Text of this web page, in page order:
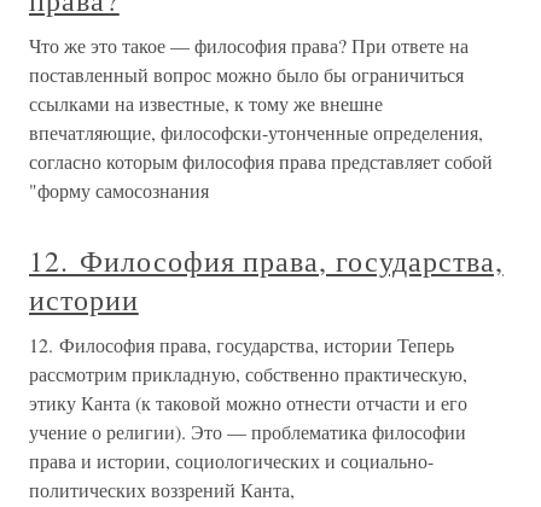
Что же это такое — философия права? При ответе на
поставленный вопрос можно было бы ограничиться
ссыл­ками на известные, к тому же внешне
впечатляющие, фи­лософски-утонченные определения,
согласно которым философия права представляет собой
"форму самосозна­ния
12. Философия права, государства,
истории
12. Философия права, государства, истории Теперь
рассмотрим прикладную, собственно практическую,
этику Канта (к таковой можно отнести отчасти и его
учение о религии). Это — проблематика философии
права и истории, социологических и социально-
политических воззрений Канта,